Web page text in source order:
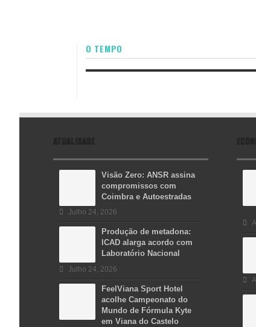
O TEMPO
ATUALIDADE
Visão Zero: ANSR assina
compromissos com
Coimbra e Autoestradas
Julho 24, 2026
Produção de metadona:
ICAD alarga acordo com
Laboratório Nacional
Julho 24, 2026
FeelViana Sport Hotel
acolhe Campeonato do
Mundo de Fórmula Kyte
em Viana do Castelo